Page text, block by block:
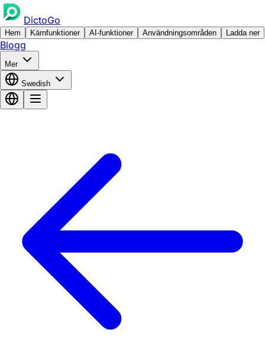
DictoGo
Hem Kärnfunktioner AI-funktioner Användningsområden Ladda ner
Blogg
Mer
Swedish